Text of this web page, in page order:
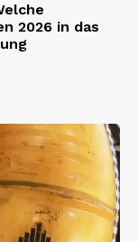
2026 in das